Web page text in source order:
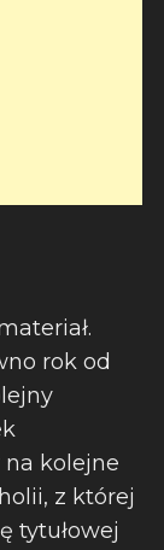
rok od
na kolejne
z której
tytułowej